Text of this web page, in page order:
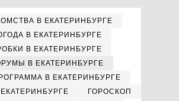
В ЕКАТЕРИНБУРГЕ
В ЕКАТЕРИНБУРГЕ
В ЕКАТЕРИНБУРГЕ
В ЕКАТЕРИНБУРГЕ
В ЕКАТЕРИНБУРГЕ
ГОРОСКОП